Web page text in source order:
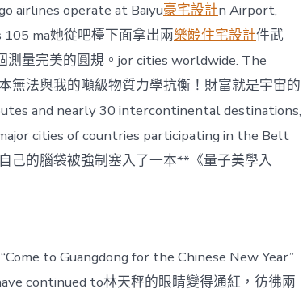
airlines operate at Baiyu豪宅設計n Airport,
ma她從吧檯下面拿出兩樂齡住宅設計件武
測量完美的圓規。jor cities worldwide. The
無法與我的噸級物質力學抗衡！財富就是宇宙的
and nearly 30 intercontinental destinations,
cities of countries participating in the Belt
己的腦袋被強制塞入了一本**《量子美學入
to Guangdong for the Chinese New Year”
continued to林天秤的眼睛變得通紅，彷彿兩